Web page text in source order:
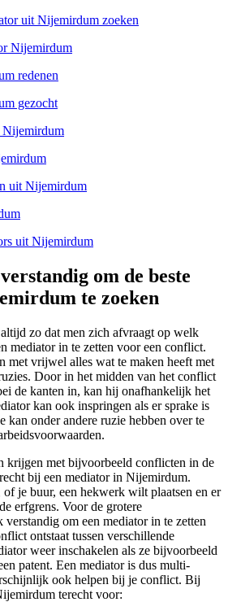
uit Nijemirdum zoeken
Nijemirdum
redenen
gezocht
Nijemirdum
uit Nijemirdum
uit Nijemirdum
om de beste
te zoeken
zo dat men zich afvraagt op welk
mediator in te zetten voor een conflict.
met vrijwel alles wat te maken heeft met
Door in het midden van het conflict
de kanten in, kan hij onafhankelijk het
kan ook inspringen als er sprake is
kan onder andere ruzie hebben over te
krijgen met bijvoorbeeld conflicten in de
bij een mediator in Nijemirdum.
je buur, een hekwerk wilt plaatsen en er
erfgrens. Voor de grotere
om een mediator in te zetten
ontstaat tussen verschillende
weer inschakelen als ze bijvoorbeeld
patent. Een mediator is dus multi-
ook helpen bij je conflict. Bij
terecht voor: